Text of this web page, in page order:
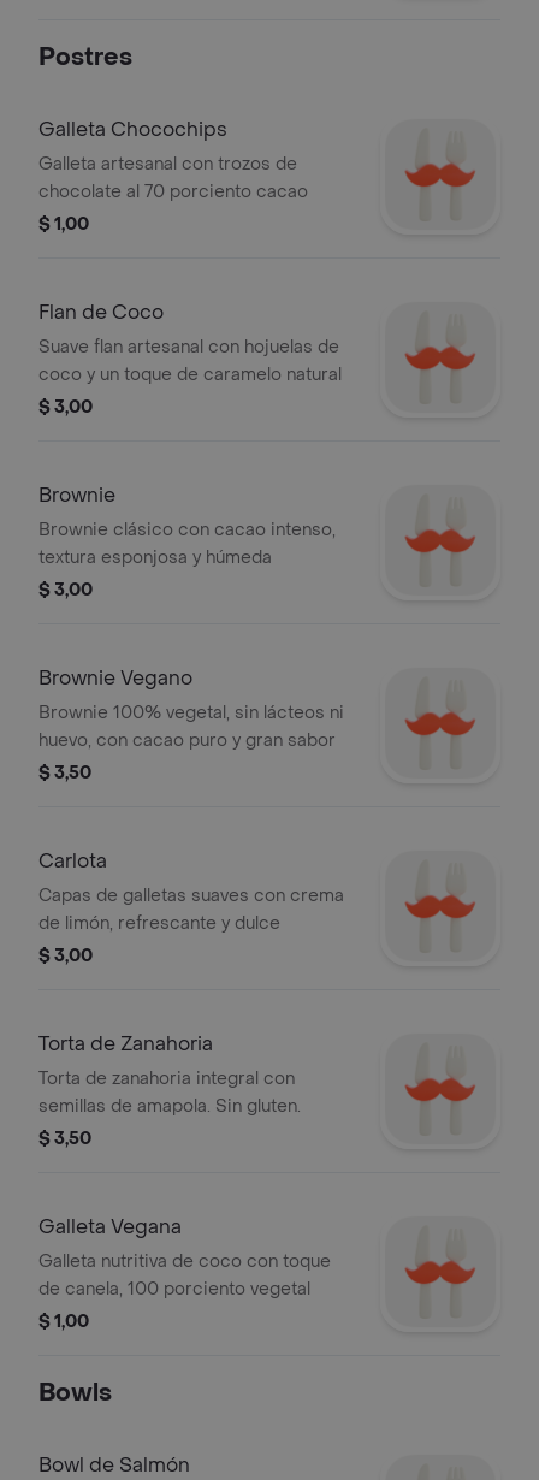
Postres
Galleta Chocochips
Galleta artesanal con trozos de
chocolate al 70 porciento cacao
$ 1,00
Flan de Coco
Suave flan artesanal con hojuelas de
coco y un toque de caramelo natural
$ 3,00
Brownie
Brownie clásico con cacao intenso,
textura esponjosa y húmeda
$ 3,00
Brownie Vegano
Brownie 100% vegetal, sin lácteos ni
huevo, con cacao puro y gran sabor
$ 3,50
Carlota
Capas de galletas suaves con crema
de limón, refrescante y dulce
$ 3,00
Torta de Zanahoria
Torta de zanahoria integral con
semillas de amapola. Sin gluten.
$ 3,50
Galleta Vegana
Galleta nutritiva de coco con toque
de canela, 100 porciento vegetal
$ 1,00
Bowls
Bowl de Salmón